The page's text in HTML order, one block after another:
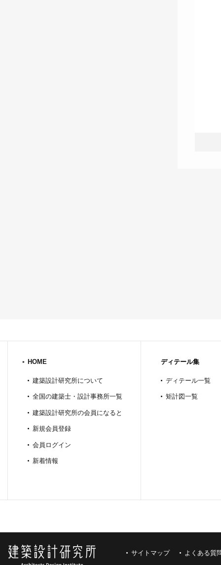
HOME
建築設計研究所について
全国の建築士・設計事務所一覧
建築設計研究所の会員になると
新規会員登録
会員ログイン
新着情報
ディテール集
ディテール一覧
矩計図一覧
サイトマップ よくある質